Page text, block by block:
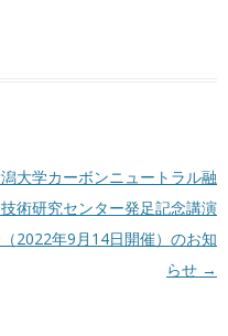
大学カーボンニュートラル融
術研究センター発足記念講演
2022年9月14日開催）のお知
らせ →